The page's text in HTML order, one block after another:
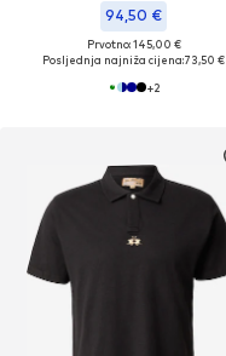
94,50 €
Prvotno: 145,00 €
Posljednja najniža cijena:73,50 €
+2